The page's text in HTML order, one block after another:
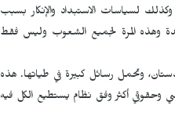
لسياسات الاستبداد والإنكار بسبب
وهذه المرة لجميع الشعوب وليس فقط
وتحمل رسائل كبيرة في طياتها. هذه
وحقوقي أكثر وفق نظام يستطيع الكل فيه